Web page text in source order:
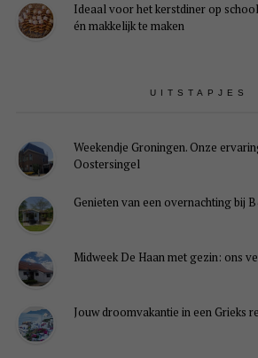
Ideaal voor het kerstdiner op
én makkelijk te maken
UITSTAPJES
Weekendje Groningen. Onze
Oostersingel
Genieten van een overnachting bij
Midweek De Haan met gezin: ons
Jouw droomvakantie in een Grieks